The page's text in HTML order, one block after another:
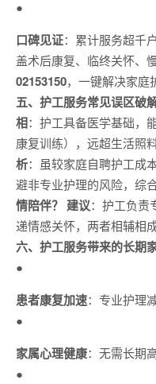
●
口碑见证：累计服务超千
盖术后康复、临终关怀、
02153150，一键解决家庭
五、护工服务常见误区破
相：护工具备医学基础，
康复训练），远超生活照
析：虽较家庭自聘护工成
避非专业护理的风险，综
情陪伴？ 建议：护工负责
递情感关怀，两者相辅相成
六、护工服务带来的长期
●
患者康复加速：专业护理
●
家属心理健康：无需长期
●